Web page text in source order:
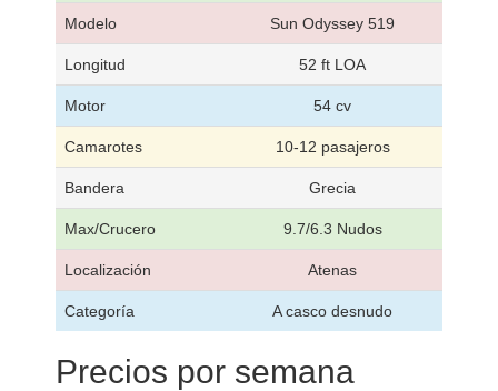
Modelo Sun Odyssey 519
Longitud 52 ft LOA
Motor 54 cv
Camarotes 10-12 pasajeros
Bandera Grecia
Max/Crucero 9.7/6.3 Nudos
Localización Atenas
Categoría A casco desnudo
Precios por semana